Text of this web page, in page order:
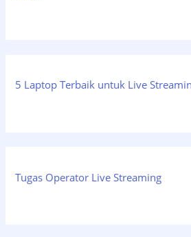
5 Laptop Terbaik untuk Live
Tugas Operator Live Streaming